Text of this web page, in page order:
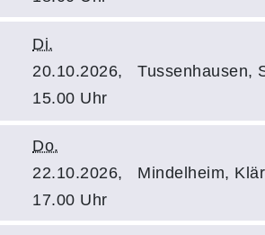
Di.
20.10.2026,
15.00 Uhr
Tussenhausen,
Do.
22.10.2026,
17.00 Uhr
Mindelheim,